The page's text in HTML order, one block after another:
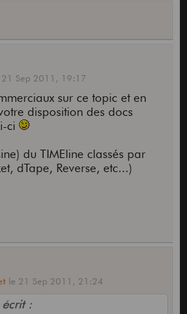
21 Sep 2011, 19:17
sur ce topic et en
disposition des docs
ci
du TIMEline classés par
dTape, Reverse, etc...)
le 21 Sep 2011, 21:24
: